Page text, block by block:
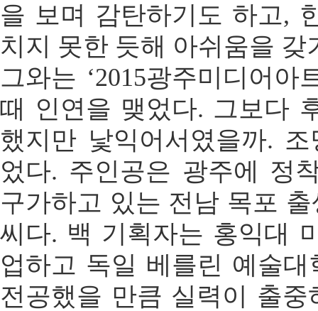
을 보며 감탄하기도 하고,
치지 못한 듯해 아쉬움을 갖
그와는 ‘2015광주미디어아
때 인연을 맺었다. 그보다
했지만 낯익어서였을까.
었다. 주인공은 광주에 정
구가하고 있는 전남 목포
씨다. 백 기획자는 홍익대
업하고 독일 베를린 예술
전공했을 만큼 실력이 출